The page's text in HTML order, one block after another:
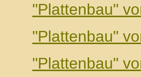
"Plattenbau"
"Plattenbau"
"Plattenbau"